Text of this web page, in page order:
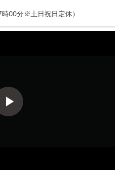
時00分※土日祝日定休）